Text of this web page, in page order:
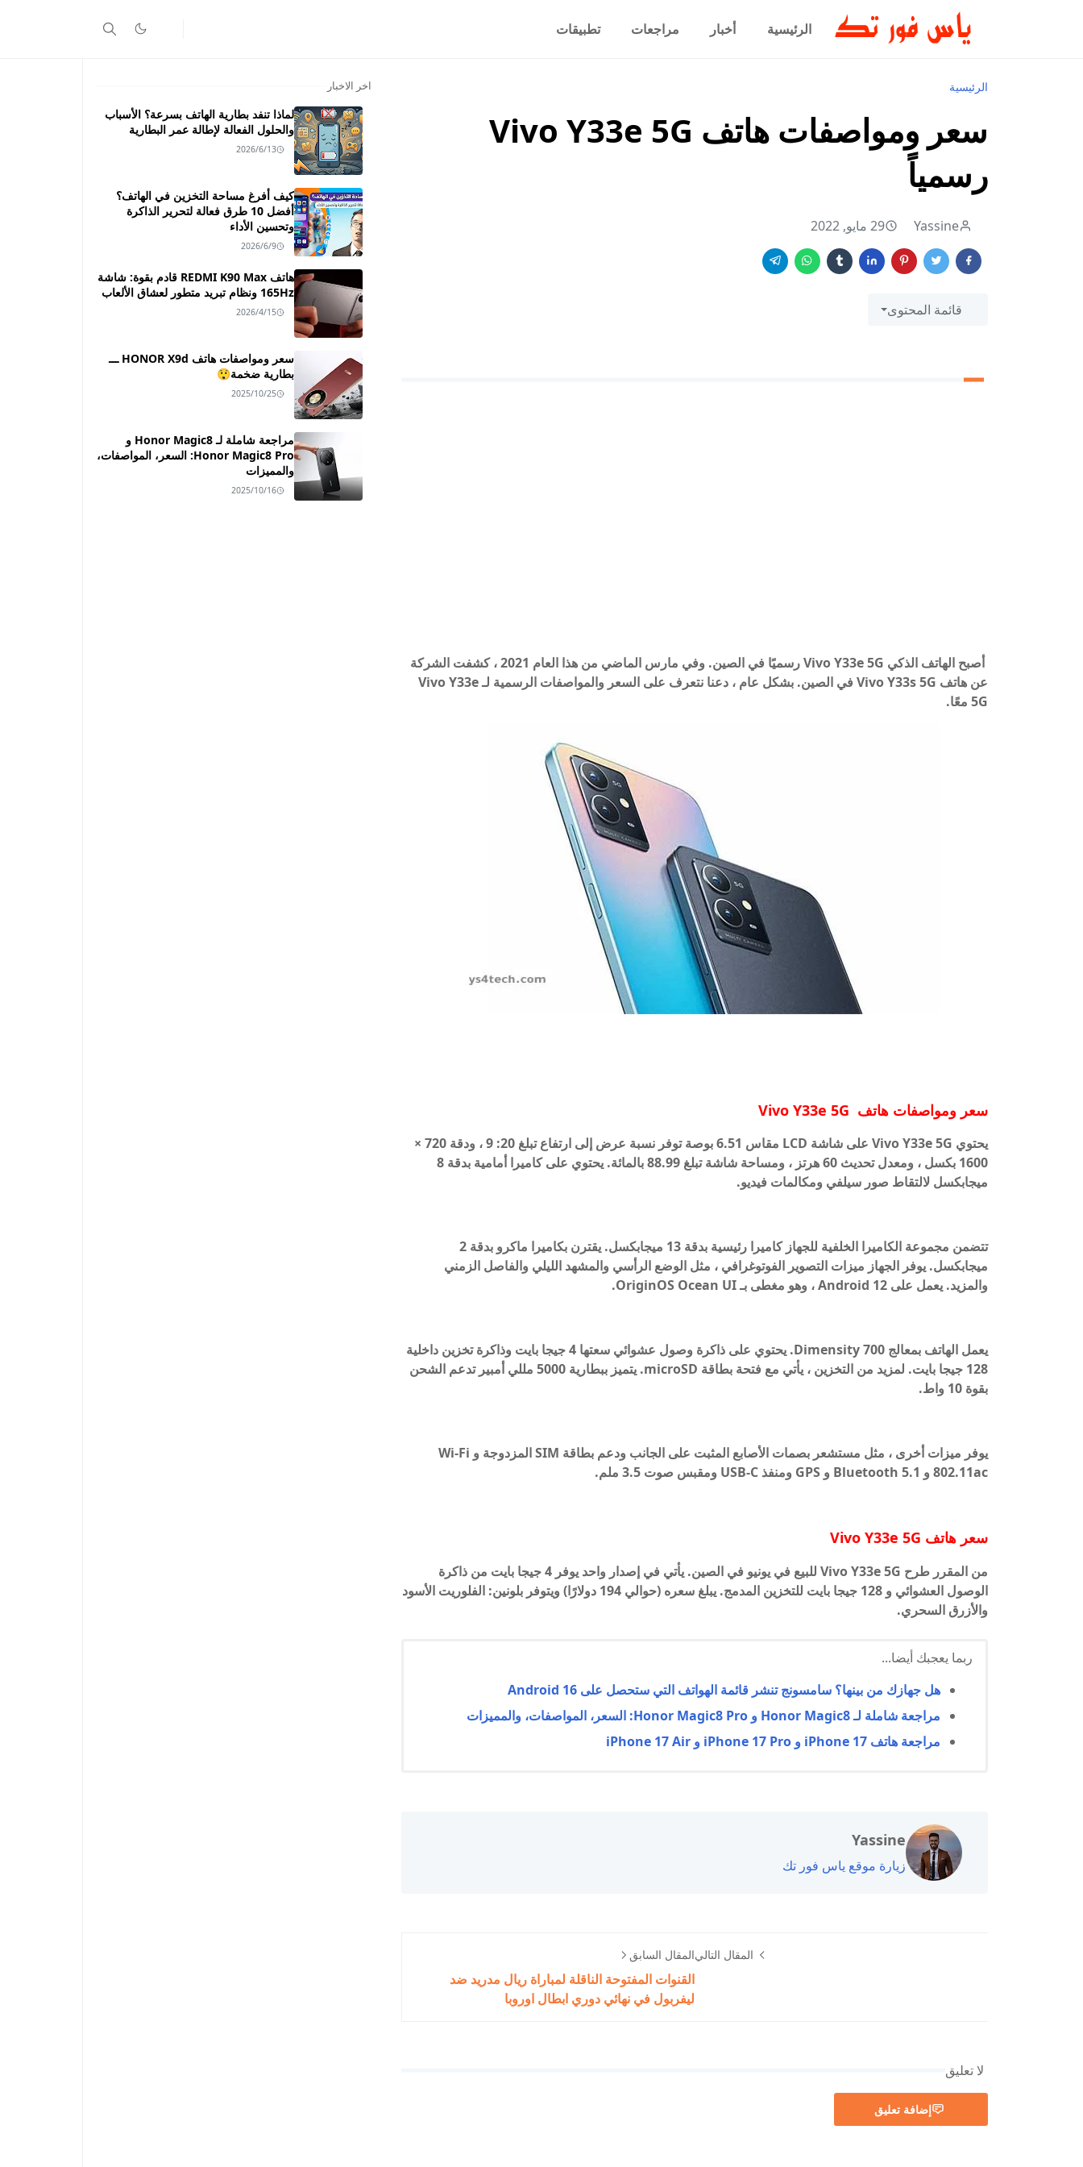
الرئيسية أخبار مراجعات تطبيقات
الرئيسية
سعر ومواصفات هاتف Vivo Y33e 5G
رسمياً
Yassine 29 مايو, 2022
قائمة المحتوى
أصبح الهاتف الذكي Vivo Y33e 5G رسميًا في الصين. وفي مارس الماضي من هذا العام 2021 ، كشفت الشركة
عن هاتف Vivo Y33s 5G في الصين. بشكل عام ، دعنا نتعرف على السعر والمواصفات الرسمية لـ Vivo Y33e
5G معًا.
سعر ومواصفات هاتف
يحتوي Vivo Y33e 5G على شاشة LCD مقاس 6.51 بوصة توفر نسبة عرض إلى ارتفاع تبلغ 20: 9 ، ودقة 720 ×
1600 بكسل ، ومعدل تحديث 60 هرتز ، ومساحة شاشة تبلغ 88.99 بالمائة. يحتوي على كاميرا أمامية بدقة 8
ميجابكسل لالتقاط صور سيلفي ومكالمات فيديو.
تتضمن مجموعة الكاميرا الخلفية للجهاز كاميرا رئيسية بدقة 13 ميجابكسل. يقترن بكاميرا ماكرو بدقة 2
ميجابكسل. يوفر الجهاز ميزات التصوير الفوتوغرافي ، مثل الوضع الرأسي والمشهد الليلي والفاصل الزمني
والمزيد. يعمل على Android 12 ، وهو مغطى بـ OriginOS Ocean UI.
يعمل الهاتف بمعالج Dimensity 700. يحتوي على ذاكرة وصول عشوائي سعتها 4 جيجا بايت وذاكرة تخزين داخلية
128 جيجا بايت. لمزيد من التخزين ، يأتي مع فتحة بطاقة microSD. يتميز ببطارية 5000 مللي أمبير تدعم الشحن
بقوة 10 واط.
يوفر ميزات أخرى ، مثل مستشعر بصمات الأصابع المثبت على الجانب ودعم بطاقة SIM المزدوجة و Wi-Fi
802.11ac و Bluetooth 5.1 و GPS ومنفذ USB-C ومقبس صوت 3.5 ملم.
سعر هاتف Vivo Y33e 5G
من المقرر طرح Vivo Y33e 5G للبيع في يونيو في الصين. يأتي في إصدار واحد يوفر 4 جيجا بايت من ذاكرة
الوصول العشوائي و 128 جيجا بايت للتخزين المدمج. يبلغ سعره (حوالي 194 دولارًا) ويتوفر بلونين: الفلوريت الأسود
والأزرق السحري.
ربما يعجبك أيضا...
هل جهازك من بينها؟ سامسونج تنشر قائمة الهواتف التي ستحصل على Android 16
مراجعة شاملة لـ Honor Magic8 و Honor Magic8 Pro: السعر، المواصفات، والمميزات
مراجعة هاتف iPhone 17 و iPhone 17 Pro و iPhone 17 Air
Yassine
زيارة موقع ياس فور تك
المقال التاليالمقال السابق
القنوات المفتوحة الناقلة لمباراة ريال مدريد ضد
ليفربول في نهائي دوري ابطال اوروبا
لا تعليق
إضافة تعليق
اخر الاخبار
لماذا تنفد بطارية الهاتف بسرعة؟ الأسباب
والحلول الفعالة لإطالة عمر البطارية
2026/6/13
كيف أفرغ مساحة التخزين في الهاتف؟
أفضل 10 طرق فعالة لتحرير الذاكرة
وتحسين الأداء
2026/6/9
هاتف REDMI K90 Max قادم بقوة: شاشة
165Hz ونظام تبريد متطور لعشاق الألعاب
2026/4/15
سعر ومواصفات هاتف HONOR X9d ـــ
بطارية ضخمة😲
2025/10/25
مراجعة شاملة لـ Honor Magic8 و
Honor Magic8 Pro: السعر، المواصفات،
والمميزات
2025/10/16